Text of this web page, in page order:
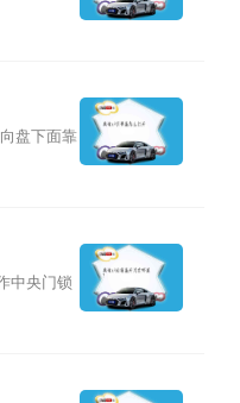
盘下面靠
中央门锁